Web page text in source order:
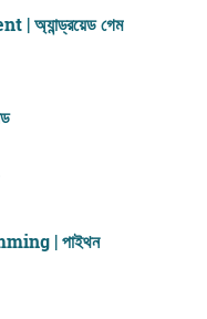
অ্যান্ড্রয়েড গেম
| পাইথন